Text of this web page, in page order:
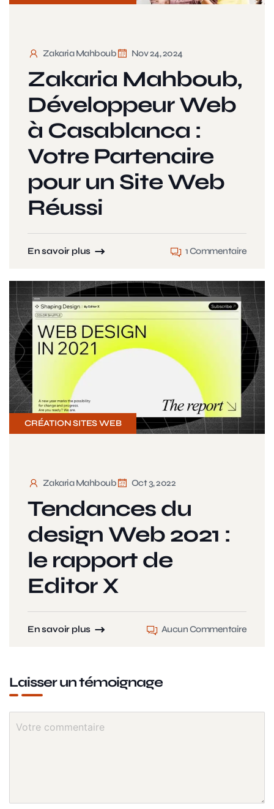
Zakaria Mahboub Nov 24, 2024
Zakaria Mahboub,
Développeur Web
à Casablanca :
Votre Partenaire
pour un Site Web
Réussi
En savoir plus 1 Commentaire
CRÉATION SITES WEB
Zakaria Mahboub Oct 3, 2022
Tendances du
design Web 2021 :
le rapport de
Editor X
En savoir plus Aucun Commentaire
Laisser un témoignage